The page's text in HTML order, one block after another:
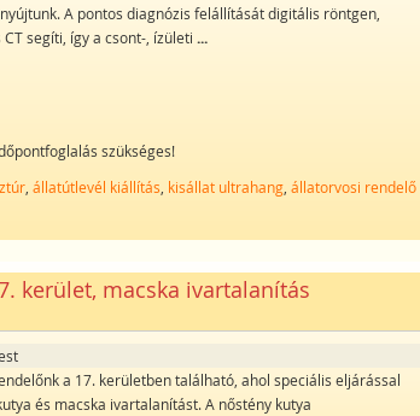
A pontos diagnózis felállítását digitális röntgen,
segíti, így a csont-, ízületi ...
szükséges!
,állatútlevél kiállítás kisállat ultrahang ,állatorvosi rendelő
kerület, macska ivartalanítás
a 17. kerületben található, ahol speciális eljárással
és macska ivartalanítást. A nőstény kutya